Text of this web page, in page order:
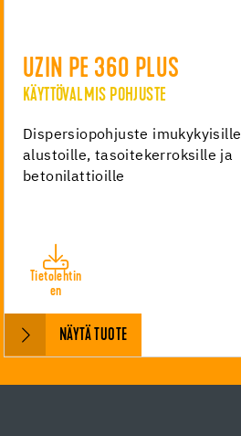
UZIN PE 360 PLUS
KÄYTTÖVALMIS POHJUSTE
Dispersiopohjuste imukykyisille
alustoille, tasoitekerroksille ja
betonilattioille
Tietolehtin
en
NÄYTÄ TUOTE